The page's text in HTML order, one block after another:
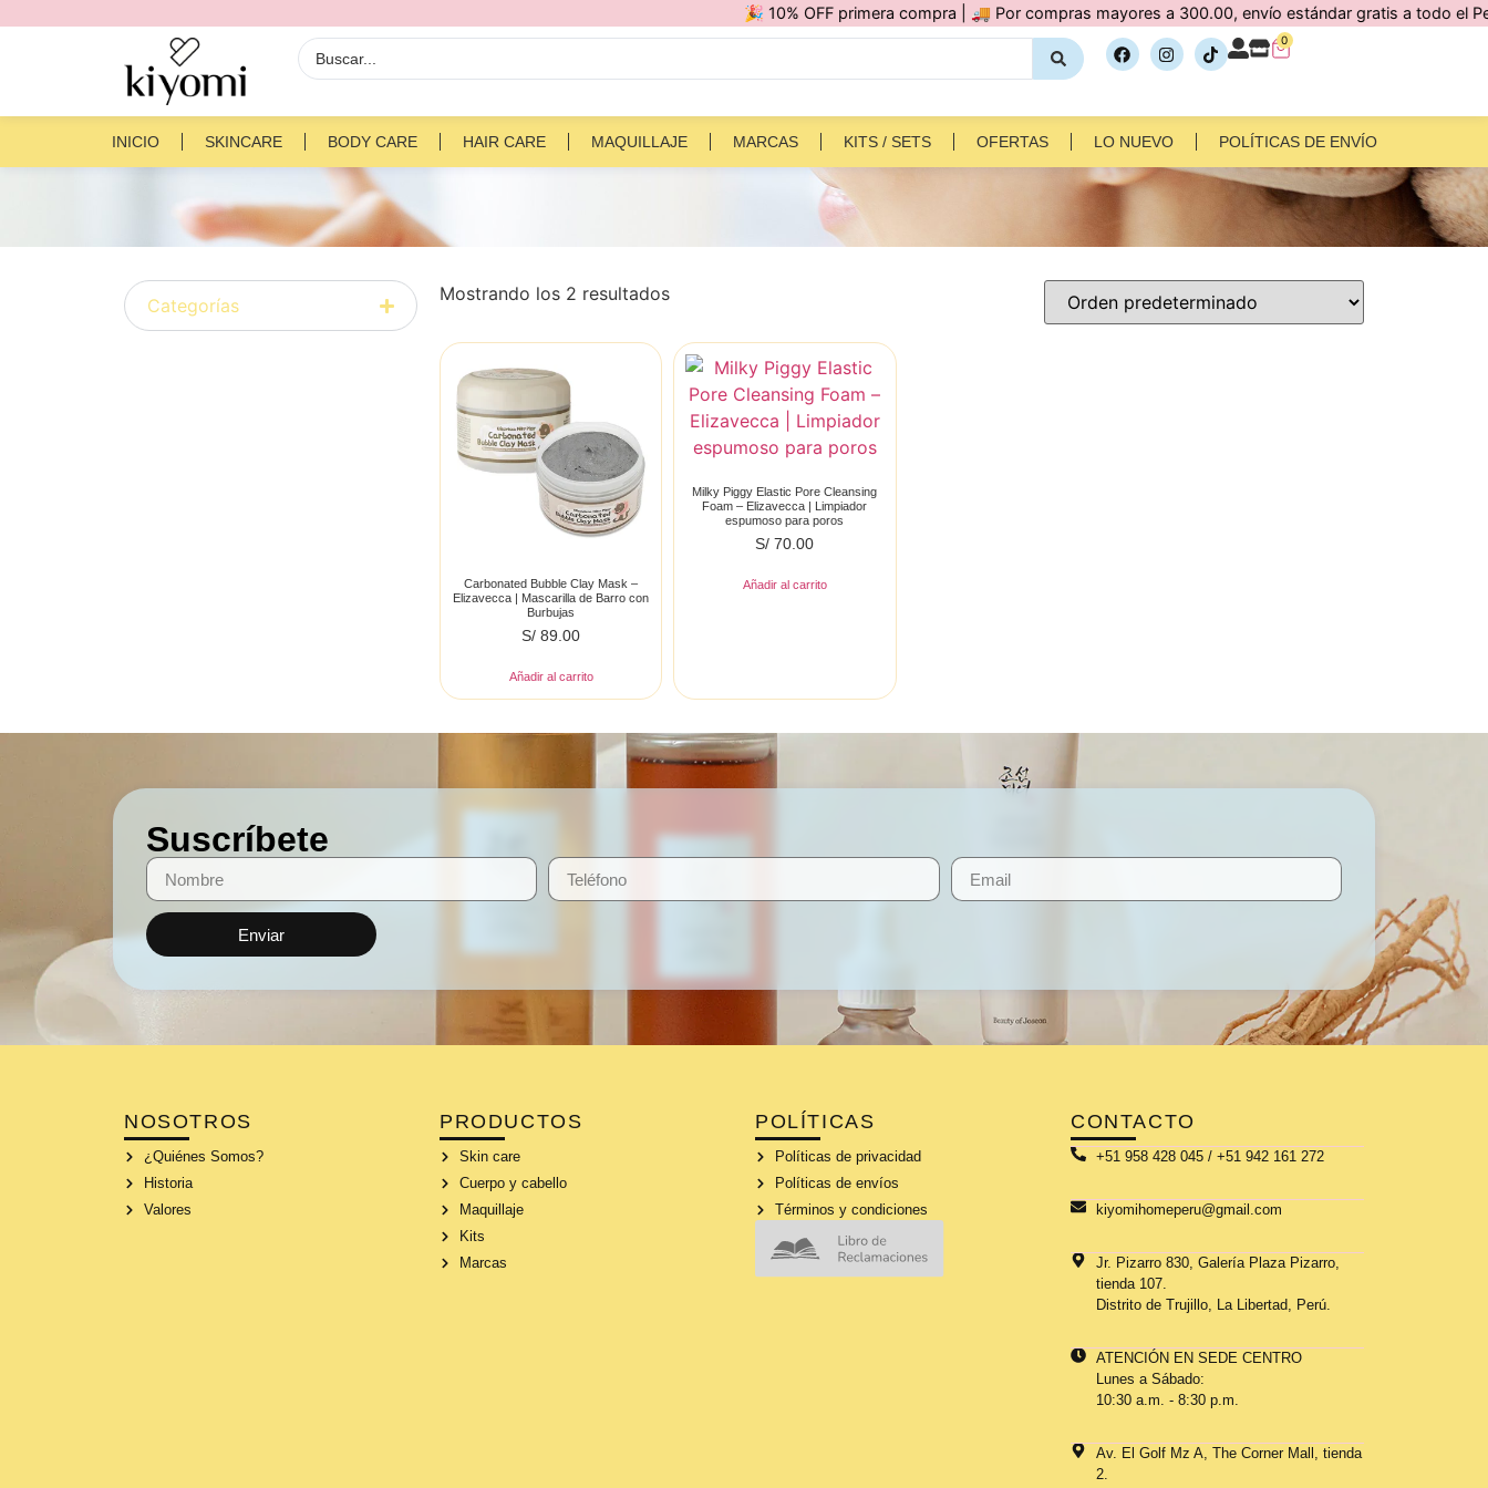
🎉 10% OFF primera compra | 🚚 Por compras mayores a 300.00, envío estándar gratis a todo el Perú 🇵🇪
0
INICIO SKINCARE BODY CARE HAIR CARE MAQUILLAJE MARCAS KITS / SETS OFERTAS LO NUEVO POLÍTICAS DE ENVÍO
Categorías
Mostrando los 2 resultados
Carbonated Bubble Clay Mask –
Elizavecca | Mascarilla de Barro con
Burbujas
S/ 89.00
Añadir al carrito
Milky Piggy Elastic Pore Cleansing
Foam – Elizavecca | Limpiador
espumoso para poros
S/ 70.00
Añadir al carrito
Suscríbete
Enviar
NOSOTROS
¿Quiénes Somos?
Historia
Valores
PRODUCTOS
Skin care
Cuerpo y cabello
Maquillaje
Kits
Marcas
POLÍTICAS
Políticas de privacidad
Políticas de envíos
Términos y condiciones
CONTACTO
+51 958 428 045 / +51 942 161 272
kiyomihomeperu@gmail.com
Jr. Pizarro 830, Galería Plaza Pizarro,
tienda 107.
Distrito de Trujillo, La Libertad, Perú.
ATENCIÓN EN SEDE CENTRO
Lunes a Sábado:
10:30 a.m. - 8:30 p.m.
Av. El Golf Mz A, The Corner Mall, tienda
2.